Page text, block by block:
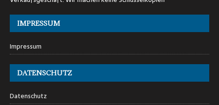
IMPRESSUM
Impressum
DATENSCHUTZ
Datenschutz